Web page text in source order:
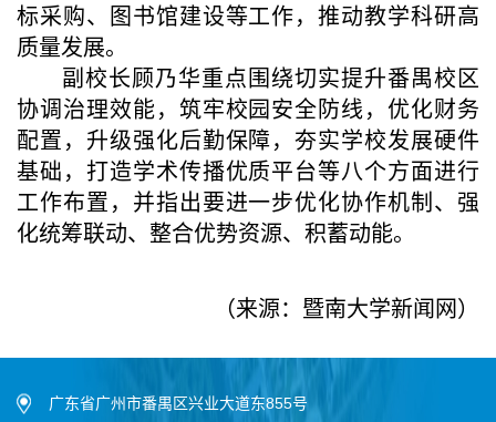
标采购、图书馆建设等工作，推动教学科研高
质量发展。
副校长顾乃华重点围绕切实提升番禺校区
协调治理效能，筑牢校园安全防线，优化财务
配置，升级强化后勤保障，夯实学校发展硬件
基础，打造学术传播优质平台等八个方面进行
工作布置，并指出要进一步优化协作机制、强
化统筹联动、整合优势资源、积蓄动能。
（来源：暨南大学新闻网）
广东省广州市番禺区兴业大道东855号